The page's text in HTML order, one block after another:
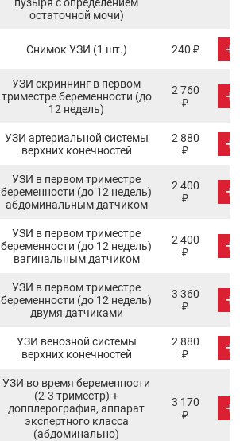
остаточной мочи)
Снимок УЗИ (1 шт.) 240 ₽ +
УЗИ скриннинг в первом
триместре беременности (до
12 недель)
2 760
₽
+
УЗИ артериальной системы
верхних конечностей
2 880
₽
+
УЗИ в первом триместре
беременности (до 12 недель)
абдоминальным датчиком
2 400
₽
+
УЗИ в первом триместре
беременности (до 12 недель)
вагинальным датчиком
2 400
₽
+
УЗИ в первом триместре
беременности (до 12 недель)
двумя датчиками
3 360
₽
+
УЗИ венозной системы
верхних конечностей
2 880
₽
+
УЗИ во время беременности
(2-3 триместр) +
допплерография, аппарат
экспертного класса
(абдоминально)
3 170
₽
+